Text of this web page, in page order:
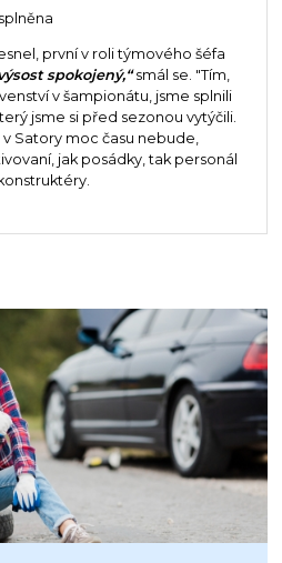
první v roli týmového šéfa
spokojený,“smál se. "Tím,
v šampionátu, jsme splnili
jsme si před sezonou vytýčili.
Satory moc času nebude,
jak posádky, tak personál